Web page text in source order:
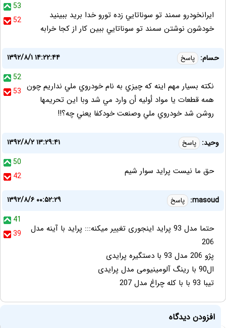
53
52
ايرانخودرو سمند تو سوناتايي زده تورو خدا بريد ببينيد
خودشون نوشتن سمند تو سوناتايي ببين كار از كجا خرابه
حسام: پاسخ
۱۳۹۲/۸/۱ ۱۴:۲۲:۴۴
52
53 نكته بسيار مهم اينه كه چيزي به نام خودروي ملي نداريم چون
همه قطعات يا مواد أوليه أن وارد مي شد وبا اين تحريمها
روشن شد خودروي ملي وصنعت خودكفا يعني چه؟!!
وحید: پاسخ
۱۳۹۲/۸/۲ ۱۳:۲۹:۴۱
50
42
حق ما نیست پراید سوار شیم
masoud: پاسخ
۱۳۹۲/۸/۶ ۰۰:۵۲:۲۹
41
39
حتما مدل 93 پراید اینجوری تغییر میکنه::: پراید با آینه مدل
206
پژو 206 مدل 93 با دستگیره پرایدی
ال90 با رینگ آلومینیومی مدل پرایدی
تیبا 93 با با کله چراغ مدل 207
افزودن دیدگاه